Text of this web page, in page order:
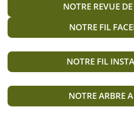
NOTRE REVUE DE
NOTRE FIL
NOTRE FIL
NOTRE ARBRE